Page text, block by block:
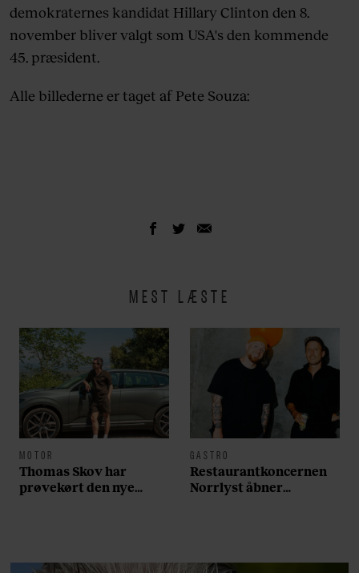
demokraternes kandidat Hillary Clinton den 8.
november bliver valgt som USA's den kommende
45. præsident.
Alle billederne er taget af Pete Souza:
MEST LÆSTE
MOTOR
Thomas Skov har
prøvekørt den nye
GASTRO
Restaurantkoncernen
Norrlyst åbner